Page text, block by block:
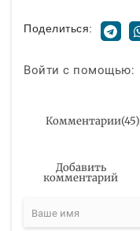
Поделиться:
Войти с помощью:
Комментарии(45)
Добавить
комментарий